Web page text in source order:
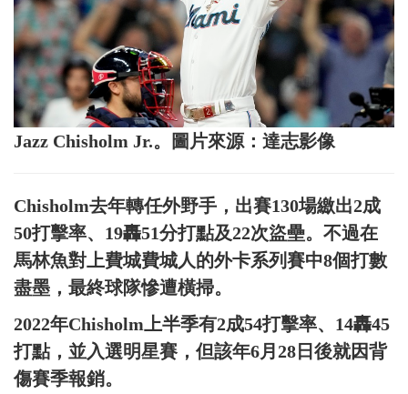
Jazz Chisholm Jr.。圖片來源：達志影像
Chisholm去年轉任外野手，出賽130場繳出2成
50打擊率、19轟51分打點及22次盜壘。不過在
馬林魚對上費城費城人的外卡系列賽中8個打數
盡墨，最終球隊慘遭橫掃。
2022年Chisholm上半季有2成54打擊率、14轟45
打點，並入選明星賽，但該年6月28日後就因背
傷賽季報銷。